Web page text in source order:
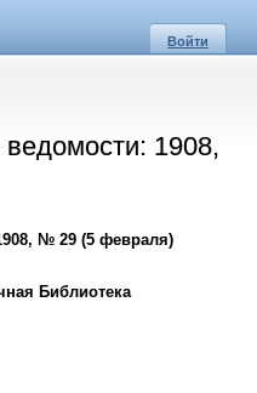
Войти
1908,
№ 29 (5 февраля)
Библиотека